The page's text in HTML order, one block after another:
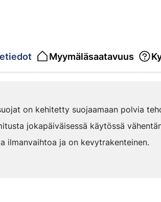
Myymäläsaatavuus
on kehitetty suojaamaan polvia
jokapäiväisessä käytössä
ilmanvaihtoa ja on kevytrakenteinen.